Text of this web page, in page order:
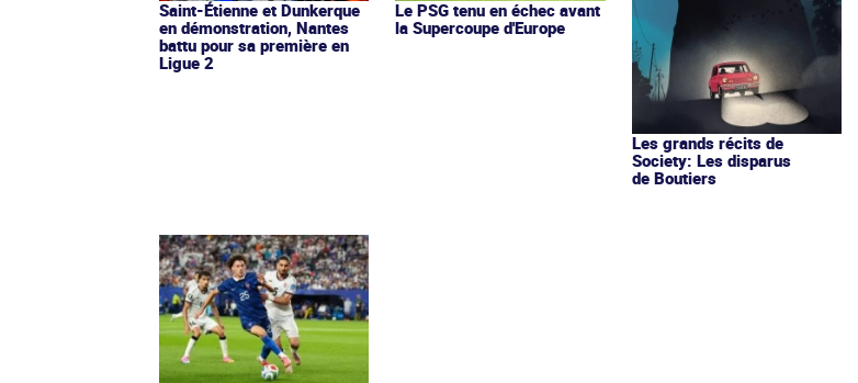
Saint-Étienne et Dunkerque
en démonstration, Nantes
battu pour sa première en
Ligue 2
Le PSG tenu en échec avant
la Supercoupe d'Europe
Les grands récits de
Society: Les disparus
de Boutiers